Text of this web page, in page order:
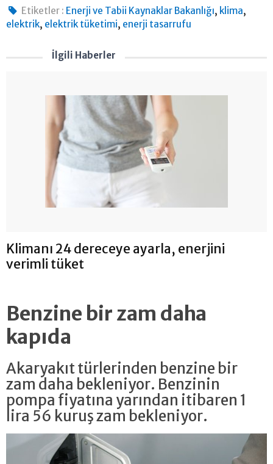
Etiketler : Enerji ve Tabii Kaynaklar Bakanlığı, klima,
elektrik, elektrik tüketimi, enerji tasarrufu
İlgili Haberler
Klimanı 24 dereceye ayarla, enerjini
verimli tüket
Benzine bir zam daha
kapıda
Akaryakıt türlerinden benzine bir
zam daha bekleniyor. Benzinin
pompa fiyatına yarından itibaren 1
lira 56 kuruş zam bekleniyor.